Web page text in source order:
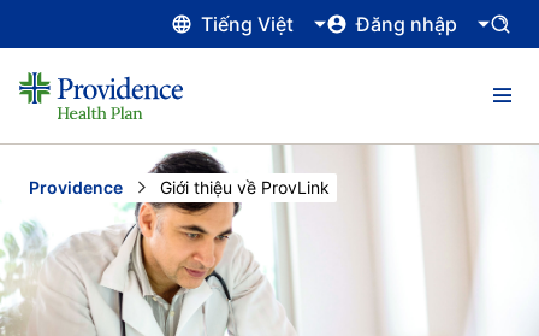
Tiếng Việt Đăng nhập
Providence Current:
Giới thiệu về ProvLink